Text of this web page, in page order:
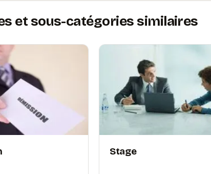
et sous-catégories similaires
Stage